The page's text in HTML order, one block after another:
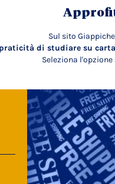
Sul sito
praticità di studiare su carta
Seleziona